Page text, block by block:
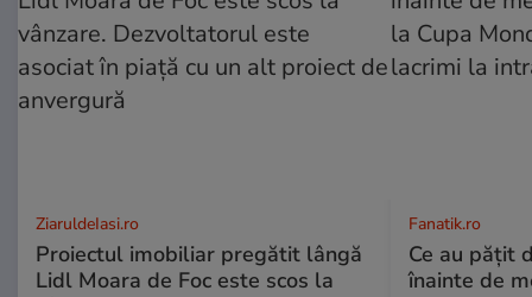
ZiaruldeIasi.ro
Proiectul imobiliar pregătit lângă
Lidl Moara de Foc este scos la
Fanatik.ro
Ce au pățit
înainte de